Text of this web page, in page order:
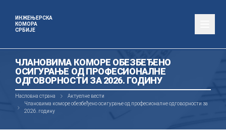
ИНЖЕЊЕРСКА
КОМОРА
СРБИЈЕ
ЧЛАНОВИМА КОМОРЕ ОБЕЗБЕЂЕНО
ОСИГУРАЊЕ ОД ПРОФЕСИОНАЛНЕ
ОДГОВОРНОСТИ ЗА 2026. ГОДИНУ
Насловна страна
Актуелне вести
Члановима коморе обезбеђено осигурање од професионалне одговорности за
2026. годину